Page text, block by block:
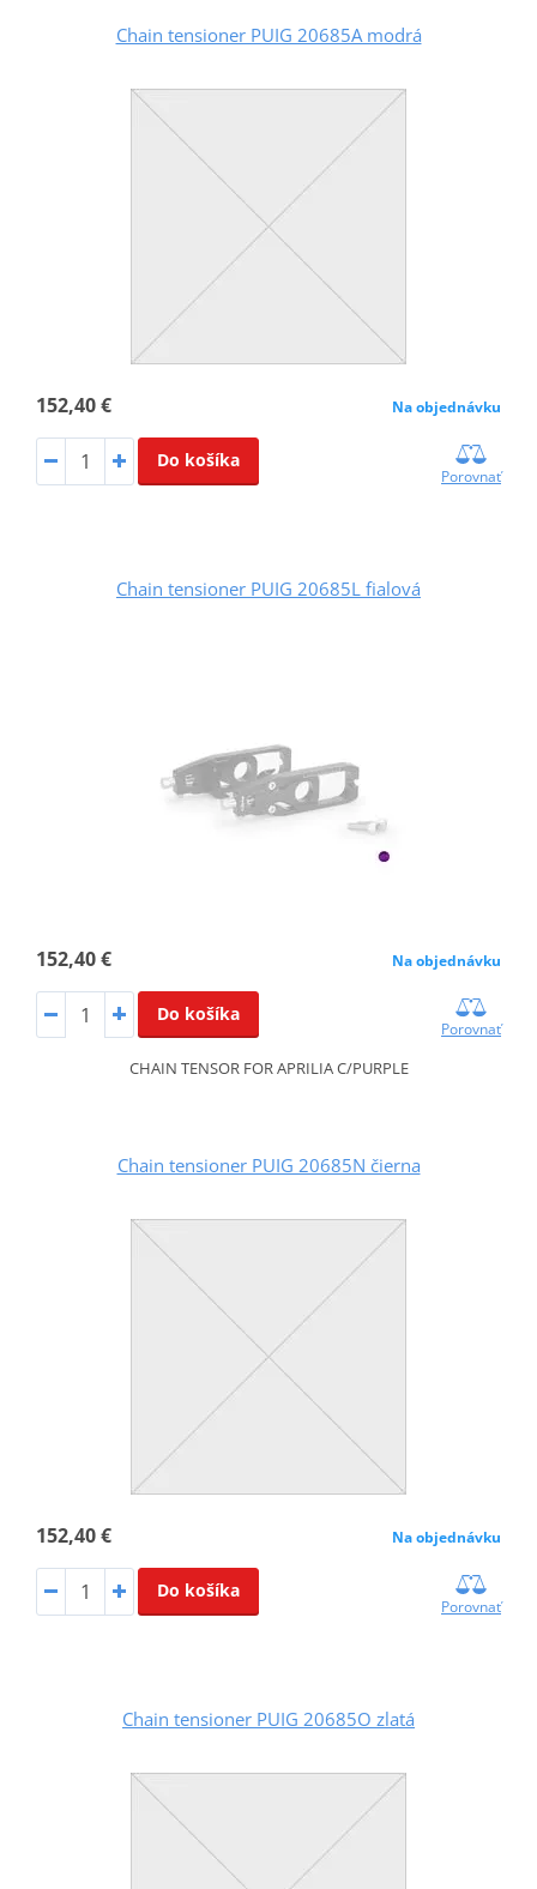
Chain tensioner PUIG 20685A modrá
152,40 € Na objednávku
Do košíka
Porovnať
Chain tensioner PUIG 20685L fialová
152,40 € Na objednávku
Do košíka
Porovnať
CHAIN TENSOR FOR APRILIA C/PURPLE
Chain tensioner PUIG 20685N čierna
152,40 € Na objednávku
Do košíka
Porovnať
Chain tensioner PUIG 20685O zlatá